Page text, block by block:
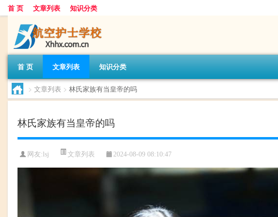
首 页 文章列表 知识分类
首 页 文章列表 知识分类
> 文章列表 > 林氏家族有当皇帝的吗
林氏家族有当皇帝的吗
网友: lsj 文章列表 2024-08-09 08:10:47